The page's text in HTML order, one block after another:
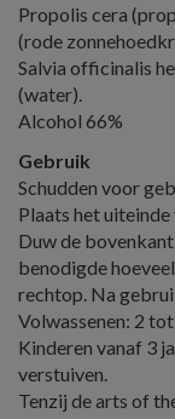
Propolis cera
(rode
Salvia officinalis
(water).
Alcohol 66%
Gebruik
Schudden voor
Plaats het uiteinde
Duw de
benodigde
rechtop. Na
Volwassenen: 2
Kinderen vanaf 3
verstuiven.
Tenzij de arts of